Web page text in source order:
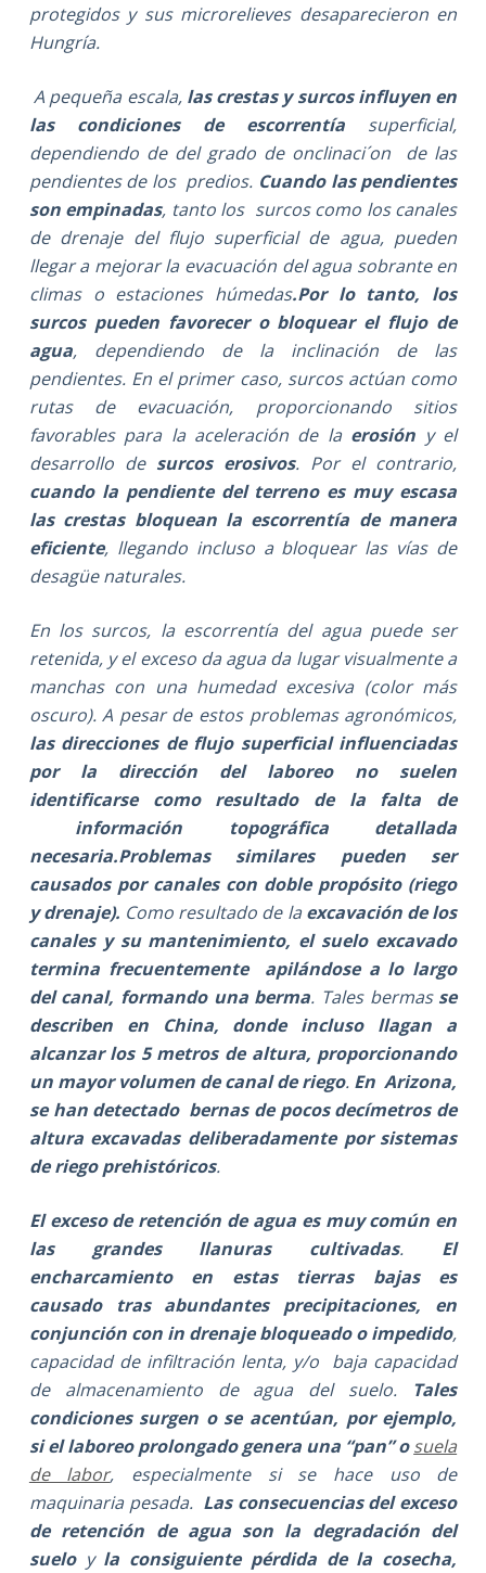
protegidos y sus microrelieves desaparecieron en
Hungría.
A pequeña escala, las crestas y surcos influyen en
las condiciones de escorrentía superficial,
dependiendo de del grado de onclinaci´on de las
pendientes de los predios. Cuando las pendientes
son empinadas, tanto los surcos como los canales
de drenaje del flujo superficial de agua, pueden
llegar a mejorar la evacuación del agua sobrante en
climas o estaciones húmedas.Por lo tanto, los
surcos pueden favorecer o bloquear el flujo de
agua, dependiendo de la inclinación de las
pendientes. En el primer caso, surcos actúan como
rutas de evacuación, proporcionando sitios
favorables para la aceleración de la erosión y el
desarrollo de surcos erosivos. Por el contrario,
cuando la pendiente del terreno es muy escasa
las crestas bloquean la escorrentía de manera
eficiente, llegando incluso a bloquear las vías de
desagüe naturales.
En los surcos, la escorrentía del agua puede ser
retenida, y el exceso da agua da lugar visualmente a
manchas con una humedad excesiva (color más
oscuro). A pesar de estos problemas agronómicos,
las direcciones de flujo superficial influenciadas
por la dirección del laboreo no suelen
identificarse como resultado de la falta de
información topográfica detallada
necesaria.Problemas similares pueden ser
causados por canales con doble propósito (riego
y drenaje). Como resultado de la excavación de los
canales y su mantenimiento, el suelo excavado
termina frecuentemente apilándose a lo largo
del canal, formando una berma. Tales bermas se
describen en China, donde incluso llagan a
alcanzar los 5 metros de altura, proporcionando
un mayor volumen de canal de riego. En Arizona,
se han detectado bernas de pocos decímetros de
altura excavadas deliberadamente por sistemas
de riego prehistóricos.
El exceso de retención de agua es muy común en
las grandes llanuras cultivadas. El
encharcamiento en estas tierras bajas es
causado tras abundantes precipitaciones, en
conjunción con in drenaje bloqueado o impedido,
capacidad de infiltración lenta, y/o baja capacidad
de almacenamiento de agua del suelo. Tales
condiciones surgen o se acentúan, por ejemplo,
si el laboreo prolongado genera una “pan” o suela
de labor, especialmente si se hace uso de
maquinaria pesada. Las consecuencias del exceso
de retención de agua son la degradación del
sueloy la consiguiente pérdida de la cosecha,